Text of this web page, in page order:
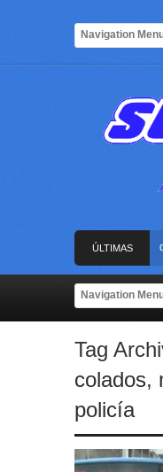
ÚLTIMAS
NOTICIAS
atentado con bus bomba
USC será el escenario de
reacción policial evitó que
atentado con bus bomba
Tag
colados,
policía